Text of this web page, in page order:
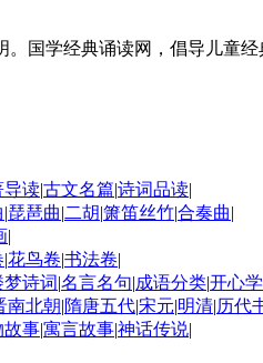
。国学经典诵读网，倡导儿童
导读|古文名篇|诗词品读|
|琵琶曲|二胡|箫笛丝竹|合奏曲|
|
|花鸟卷|书法卷|
梦诗词|名言名句|成语分类|开心
南北朝|隋唐五代|宋元|明清|历代
故事|寓言故事|神话传说|